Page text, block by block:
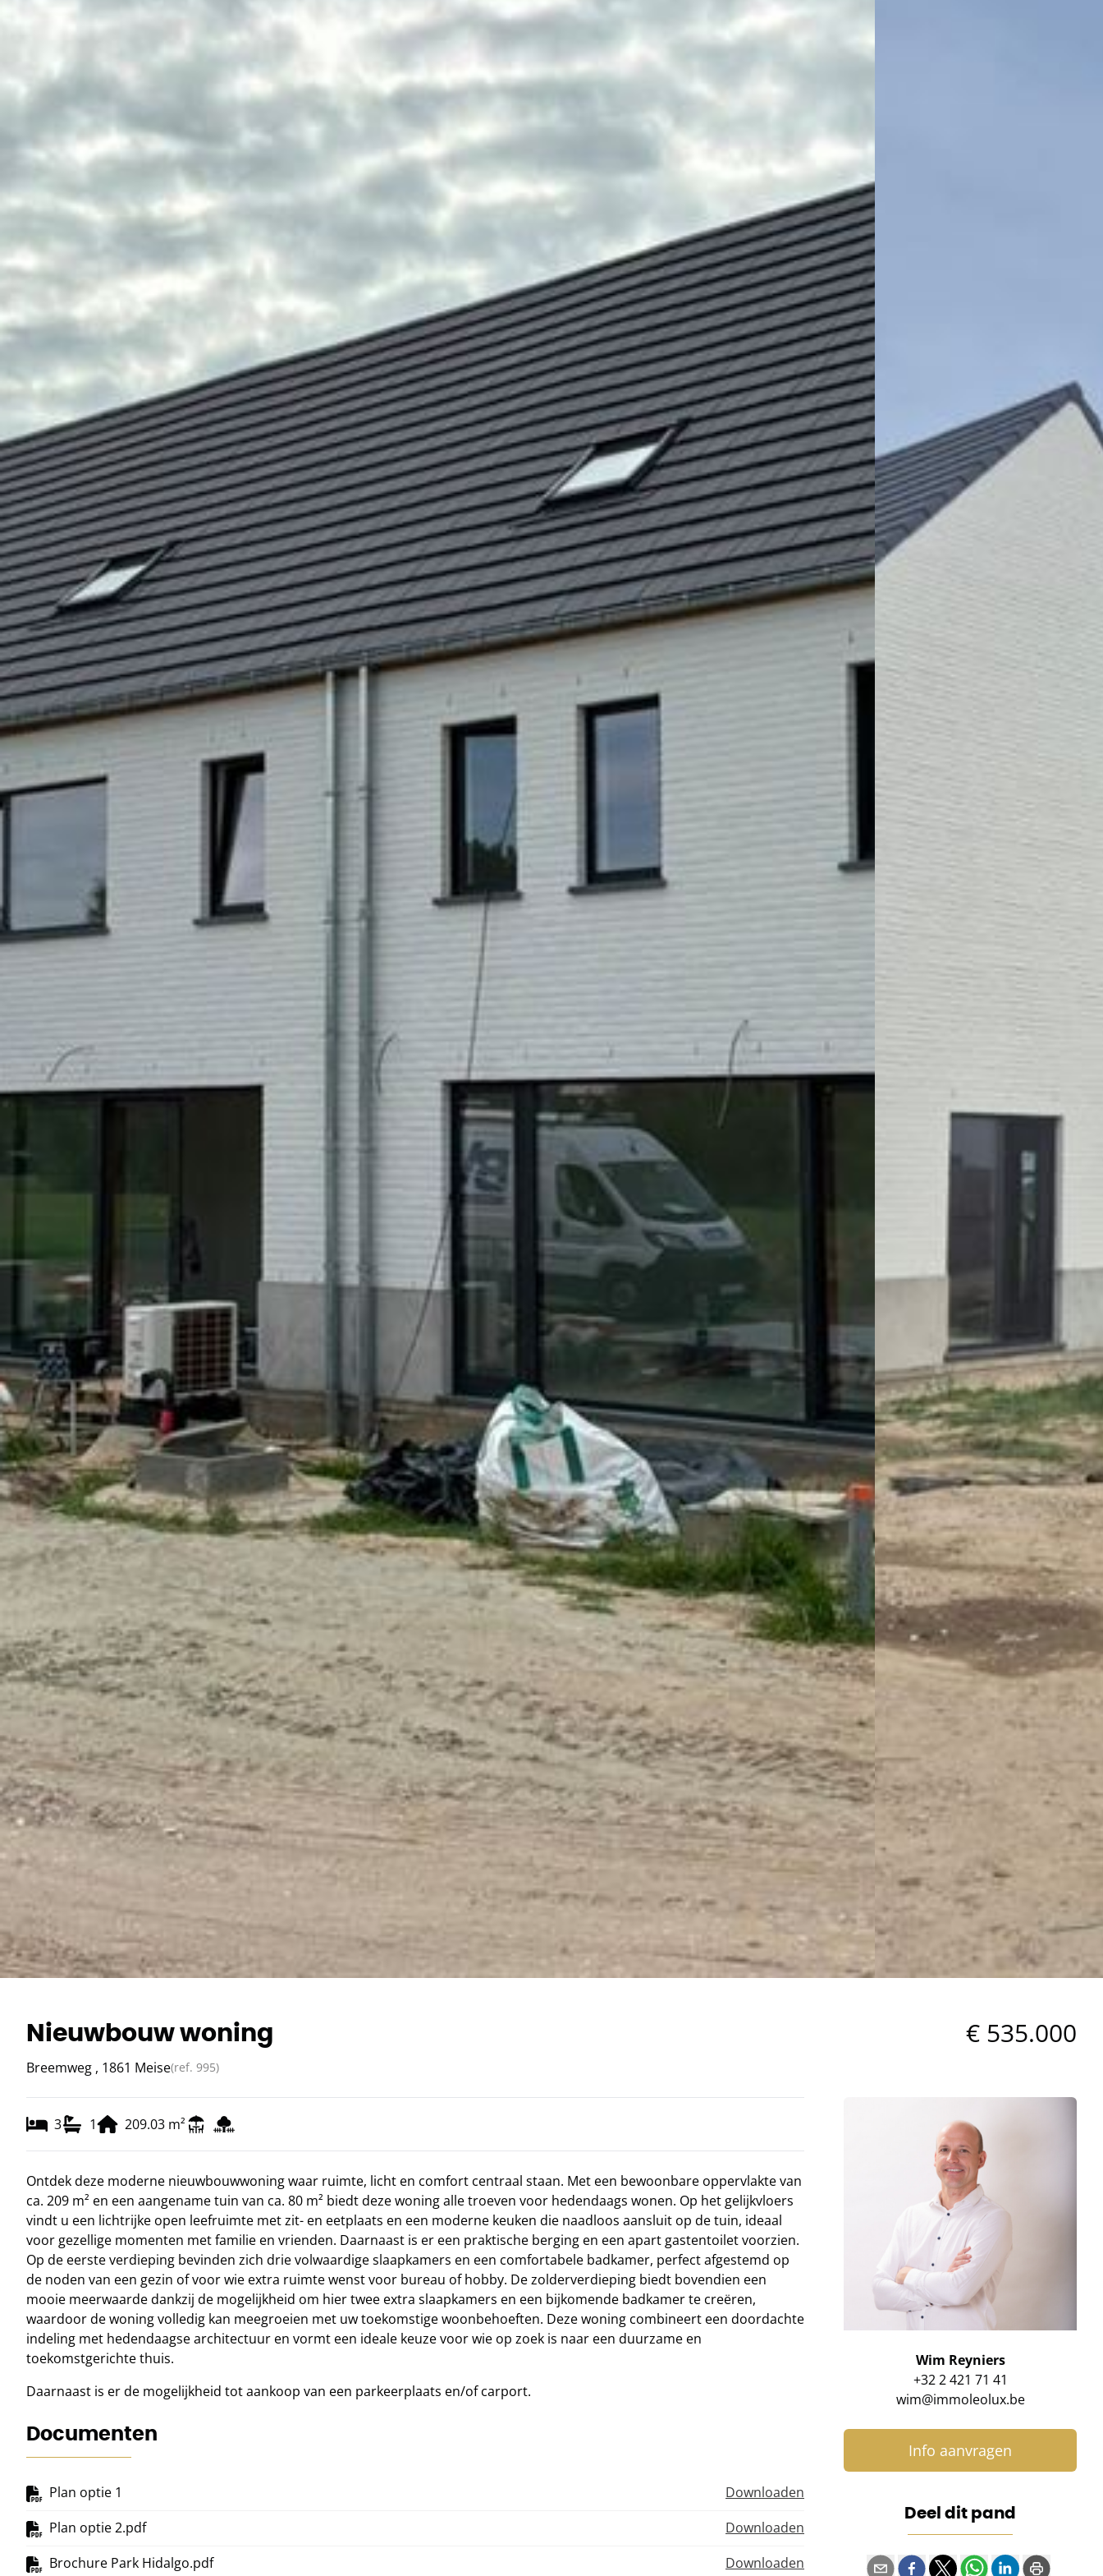
Nieuwbouw woning € 535.000
Breemweg , 1861 Meise(ref. 995)
3 1 209.03 m²
Ontdek deze moderne nieuwbouwwoning waar ruimte, licht en comfort centraal staan. Met een bewoonbare oppervlakte van
ca. 209 m² en een aangename tuin van ca. 80 m² biedt deze woning alle troeven voor hedendaags wonen. Op het gelijkvloers
vindt u een lichtrijke open leefruimte met zit- en eetplaats en een moderne keuken die naadloos aansluit op de tuin, ideaal
voor gezellige momenten met familie en vrienden. Daarnaast is er een praktische berging en een apart gastentoilet voorzien.
Op de eerste verdieping bevinden zich drie volwaardige slaapkamers en een comfortabele badkamer, perfect afgestemd op
de noden van een gezin of voor wie extra ruimte wenst voor bureau of hobby. De zolderverdieping biedt bovendien een
mooie meerwaarde dankzij de mogelijkheid om hier twee extra slaapkamers en een bijkomende badkamer te creëren,
waardoor de woning volledig kan meegroeien met uw toekomstige woonbehoeften. Deze woning combineert een doordachte
indeling met hedendaagse architectuur en vormt een ideale keuze voor wie op zoek is naar een duurzame en
toekomstgerichte thuis.
Daarnaast is er de mogelijkheid tot aankoop van een parkeerplaats en/of carport.
Documenten
Plan optie 1
Downloaden
Plan optie 2.pdf
Downloaden
Brochure Park Hidalgo.pdf
Downloaden
Wim Reyniers
+32 2 421 71 41
wim@immoleolux.be
Info aanvragen
Deel dit pand